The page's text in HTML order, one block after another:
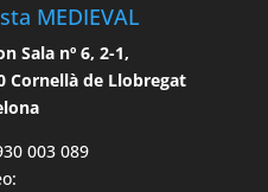
MEDIEVAL
Sala nº 6, 2-1,
Cornellà de Llobregat
003 089